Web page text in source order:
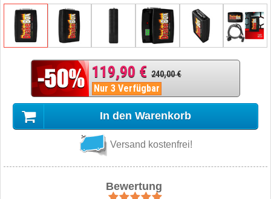
119,90 € 240,00 €
Nur 3 Verfügbar
In den Warenkorb
Versand kostenfrei!
Bewertung